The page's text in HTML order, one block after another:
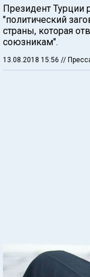
Президент Турции
"политический
страны, которая
союзникам".
13.08.2018 15:56 //